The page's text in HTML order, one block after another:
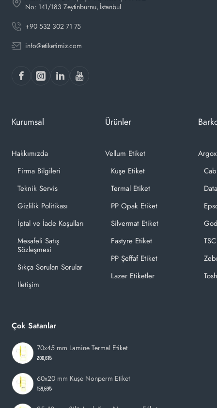
No: 141/183 Zeytinburnu, İstanbul
+90 532 302 71 75
info@etiketimiz.com
Kurumsal
Hakkımızda
Firma Bilgileri
Teknik Servis
Gizlilik Politikası
İptal ve İade Koşulları
Mesafeli Satış
Sözleşmesi
Sıkça Sorulan Sorular
İletişim
Ürünler
Vellum Etiket
Kuşe Etiket
Termal Etiket
PP Opak Etiket
Silvermat Etiket
Fastyre Etiket
PP Şeffaf Etiket
Lazer Etiketler
Çok Satanlar
70x45 mm Lamine Termal Etiket
200,61₺
60x20 mm Kuşe Nonperm Etiket
159,69₺